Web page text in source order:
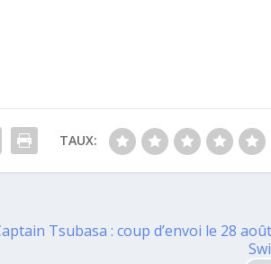
TAUX:
Tsubasa : coup d’envoi le 28